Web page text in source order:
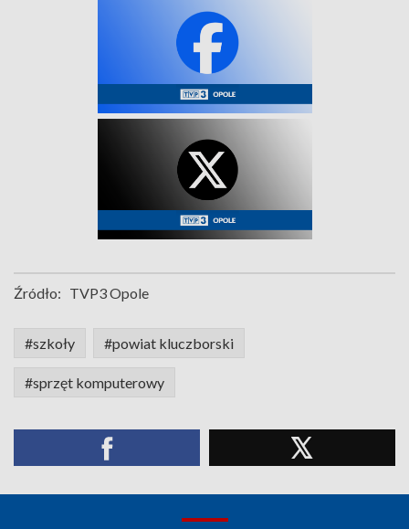
Źródło: TVP3 Opole
#szkoły #powiat kluczborski
#sprzęt komputerowy